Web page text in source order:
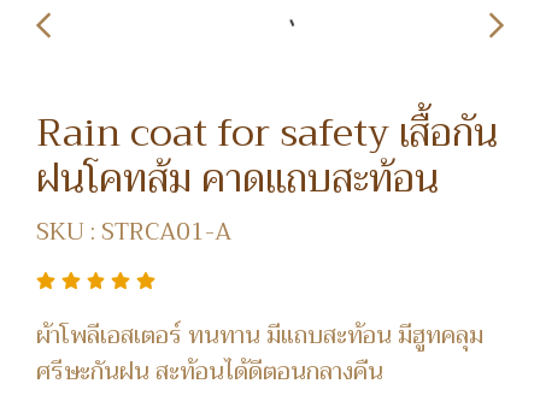
Rain coat for safety เสื้อกัน
ฝนโคทส้ม คาดแถบสะท้อน
SKU : STRCA01-A
ผ้าโพลีเอสเตอร์ ทนทาน มีแถบสะท้อน มีฮูทคลุม
ศรีษะกันฝน สะท้อนได้ดีตอนกลางคืน